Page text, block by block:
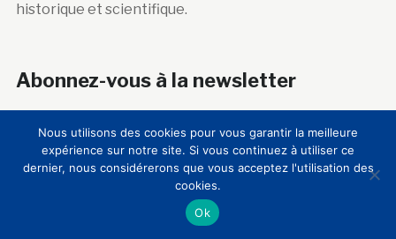
historique et scientifique.
Abonnez-vous à la newsletter
Nous utilisons des cookies pour vous garantir la meilleure
expérience sur notre site. Si vous continuez à utiliser ce
dernier, nous considérerons que vous acceptez l'utilisation des
cookies.
Ok